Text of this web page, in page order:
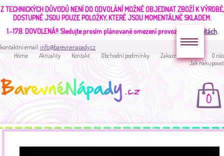
Z TECHNICKÝCH DŮVODŮ NENÍ DO ODVOLÁNÍ MOŽNÉ OBJEDNAT ZBOŽÍ K VÝROBĚ,
DOSTUPNÉ JSOU POUZE POLOŽKY, KTERÉ JSOU MOMENTÁLNĚ SKLADEM.
1.-17.8. DOVOLENÁ!!Sledujte prosím plánované omezení provozu v aktualitách.
kontaktní email:info@barevnenapady.cz
Home
Aktuality Kontakt Obchodní podmínky Zakaznická sekce
O nás
Jak nakupovat
0